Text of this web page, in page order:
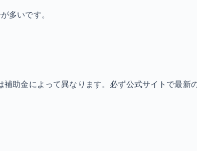
多いです。
助金によって異なります。必ず公式サイトで最新